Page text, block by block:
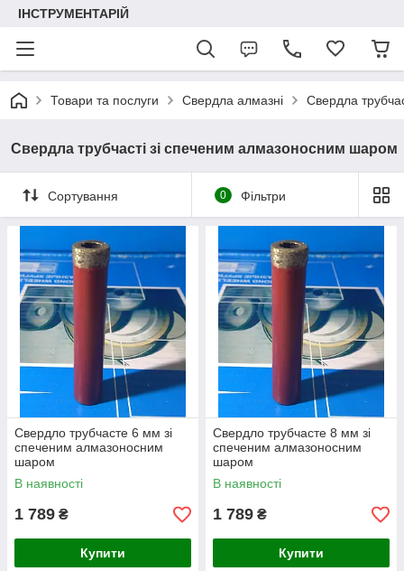
ІНСТРУМЕНТАРІЙ
Товари та послуги Свердла алмазні Свердла
Свердла трубчасті зі спеченим алмазоносним шаром
Сортування 0 Фільтри
Свердло трубчасте 6 мм зі
спеченим алмазоносним
шаром
В наявності
1 789 ₴
Купити
Свердло трубчасте 8 мм зі
спеченим алмазоносним
шаром
В наявності
1 789 ₴
Купити